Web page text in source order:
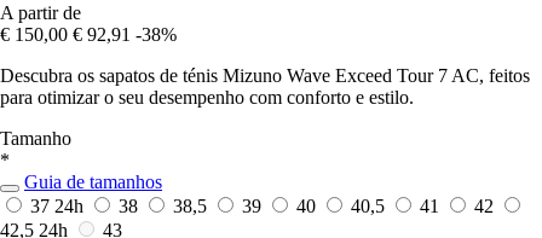
A partir de
€ 150,00 € 92,91 -38%
Descubra os sapatos de ténis Mizuno Wave Exceed Tour 7 AC, feitos
para otimizar o seu desempenho com conforto e estilo.
Tamanho
*
Guia de tamanhos
37 24h 38 38,5 39 40 40,5 41
42
42,5 24h
43